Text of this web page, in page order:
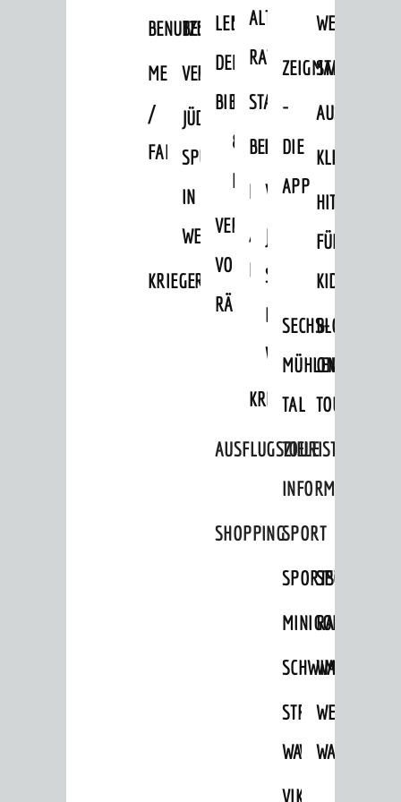
BENUTZUNG
MELDEKARTEI
/
FAMILIENFORSCHUNG
BESTANDSÜBERSICHT
VERÖFFENTLICHUNGEN
JÜDISCHE
SPUREN
IN
WEINHEIM
KRIEGERDENKMAL
LEIHVERKEHR
DER
BIBLIOTHEK
SERVICE
FÜR
LEHRER/INNEN
&
ERZIEHER/INNEN
VERMIETUNG
VON
RÄUMEN
ALTEN
RATHAUS
STADTARCHIV
BENUTZUNG
MELDEKARTEI
/
FAMILIENFORSCHUNG
JÜDISCHE
SPUREN
IN
WEINHEIM
KRIEGERDENKMAL
WEG
ZEIGMAL
-
DIE
APP
STADTTEILE
HITS
FÜR
KIDS
SECHS-
MÜHLEN-
TAL
BLOGGER
ON
TOUR
AUSFLUGSZIELE
TOURIST
INFORMATION
SHOPPINGSPORT
SPORTSTÄTTEN
MINIGOLFRADFAHREN
SCHWIMMEN
STRANDBAD
WAIDSEE
TSG
VIKTOR-
WANDERN
WEINHEIMER
Veranstaltungskalender
Jährliche Veranstaltungen
Kultureinrichtungen
Ausflugsziele
Tourist Information
Stadtmarketing / Einzelhandel